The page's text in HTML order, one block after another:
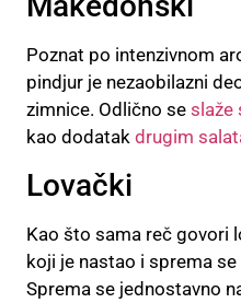
Poznat po intenzivnom
pindjur je nezaobilazni
zimnice. Odlično se slaže
kao dodatak drugim
Lovački
Kao što sama reč govori
koji je nastao i sprema
Sprema se jednostavno